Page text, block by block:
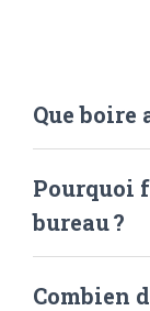
Que boire
Pourquoi
bureau ?
Combien